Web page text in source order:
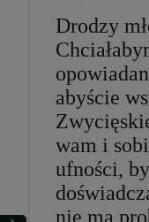
Drodzy
abyście
wam i
ufności,
nie ma